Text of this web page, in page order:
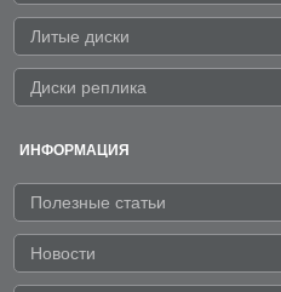
Литые диски
Диски реплика
ИНФОРМАЦИЯ
Полезные статьи
Новости